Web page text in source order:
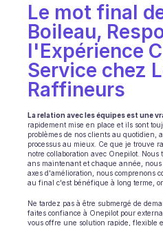
Le mot final
Boileau,
l'Expérience
Service chez
Raffineurs
La relation avec les équipes est une
rapidement mise en place et ils sont
problèmes de nos clients au quotidien,
processus au mieux. Ce que je trouve
notre collaboration avec Onepilot.
ans maintenant et chaque année,
axes d'amélioration, nous comprenons
au final c'est bénéfique à long terme,
Ne tardez pas à être submergé de
faites confiance à Onepilot pour
vous offre une solution rapide, flexible